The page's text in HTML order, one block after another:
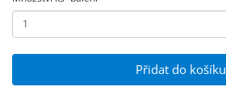
Přidat do košíku